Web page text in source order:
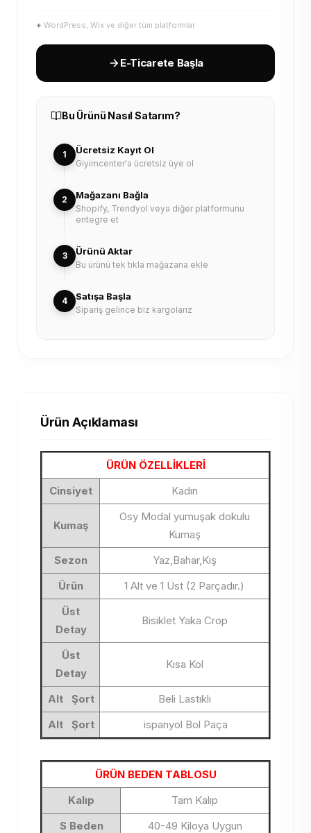
+ WordPress, Wix ve diğer tüm platformlar
E-Ticarete Başla
Bu Ürünü Nasıl Satarım?
1 Ücretsiz Kayıt Ol
Giyimcenter'a ücretsiz üye ol
2 Mağazanı Bağla
Shopify, Trendyol veya diğer platformunu
entegre et
3 Ürünü Aktar
Bu ürünü tek tıkla mağazana ekle
4 Satışa Başla
Sipariş gelince biz kargolarız
Ürün Açıklaması
ÜRÜN ÖZELLİKLERİ
Cinsiyet
Kadın
Kumaş
Osy Modal yumuşak dokulu
Kumaş
Sezon
Yaz,Bahar,Kış
Ürün
1 Alt ve 1 Üst (2 Parçadır.)
Üst
Detay
Bisiklet Yaka Crop
Üst
Detay
Kısa Kol
Alt Şort
Beli Lastıklı
Alt Şort
ispanyol Bol Paça
ÜRÜN BEDEN TABLOSU
Kalıp
Tam Kalıp
S Beden
40-49 Kiloya Uygun